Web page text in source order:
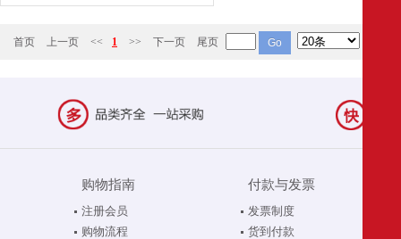
首页 上一页 << 1 >> 下一页 尾页
购物指南
注册会员
购物流程
付款与发票
发票制度
货到付款